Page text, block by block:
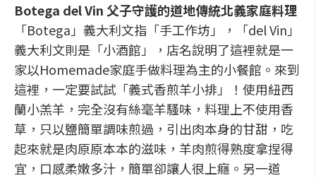
Botega del Vin 父子守護的道地傳統北義家庭料理
「Botega」義大利文指「手工作坊」，「del Vin」
義大利文則是「小酒館」，店名說明了這裡就是一
家以Homemade家庭手做料理為主的小餐館。來到
這裡，一定要試試「義式香煎羊小排」！使用紐西
蘭小羔羊，完全沒有絲毫羊騷味，料理上不使用香
草，只以鹽簡單調味煎過，引出肉本身的甘甜，吃
起來就是肉原原本本的滋味，羊肉煎得熟度拿捏得
宜，口感柔嫩多汁，簡單卻讓人很上癮。另一道